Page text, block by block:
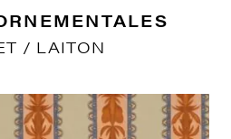
/ LAITON